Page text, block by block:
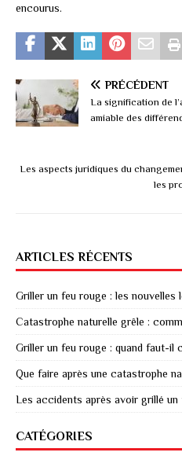
encourus.
PRÉCÉDENT
La signification de
amiable des
Les aspects juridiques du
les
ARTICLES RÉCENTS
Griller un feu rouge : les
Catastrophe naturelle grêle :
Griller un feu rouge : quand faut-il
Que faire après une catastrophe
Les accidents après avoir grillé
CATÉGORIES